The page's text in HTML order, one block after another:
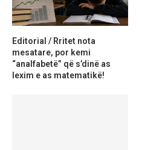
Editorial / Rritet nota
mesatare, por kemi
“analfabetë” që s’dinë as
lexim e as matematikë!